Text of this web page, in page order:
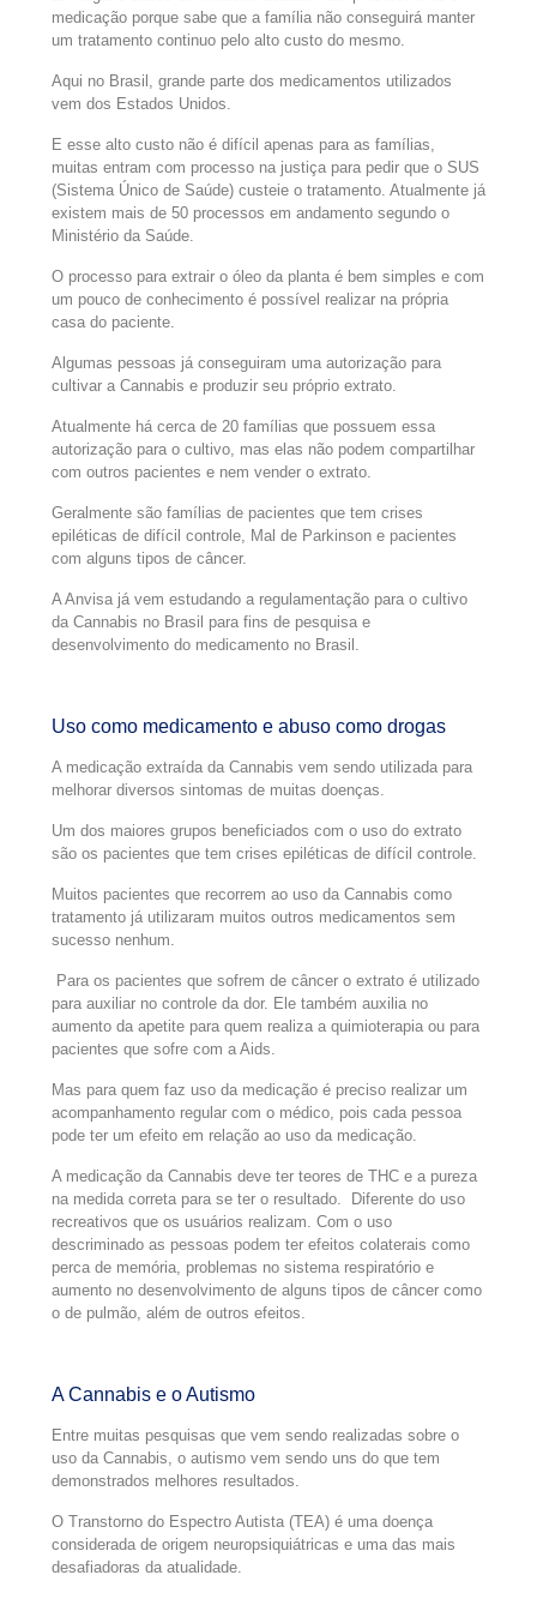
medicação porque sabe que a família não conseguirá manter
um tratamento continuo pelo alto custo do mesmo.
Aqui no Brasil, grande parte dos medicamentos utilizados
vem dos Estados Unidos.
E esse alto custo não é difícil apenas para as famílias,
muitas entram com processo na justiça para pedir que o SUS
(Sistema Único de Saúde) custeie o tratamento. Atualmente já
existem mais de 50 processos em andamento segundo o
Ministério da Saúde.
O processo para extrair o óleo da planta é bem simples e com
um pouco de conhecimento é possível realizar na própria
casa do paciente.
Algumas pessoas já conseguiram uma autorização para
cultivar a Cannabis e produzir seu próprio extrato.
Atualmente há cerca de 20 famílias que possuem essa
autorização para o cultivo, mas elas não podem compartilhar
com outros pacientes e nem vender o extrato.
Geralmente são famílias de pacientes que tem crises
epiléticas de difícil controle, Mal de Parkinson e pacientes
com alguns tipos de câncer.
A Anvisa já vem estudando a regulamentação para o cultivo
da Cannabis no Brasil para fins de pesquisa e
desenvolvimento do medicamento no Brasil.
Uso como medicamento e abuso como drogas
A medicação extraída da Cannabis vem sendo utilizada para
melhorar diversos sintomas de muitas doenças.
Um dos maiores grupos beneficiados com o uso do extrato
são os pacientes que tem crises epiléticas de difícil controle.
Muitos pacientes que recorrem ao uso da Cannabis como
tratamento já utilizaram muitos outros medicamentos sem
sucesso nenhum.
Para os pacientes que sofrem de câncer o extrato é utilizado
para auxiliar no controle da dor. Ele também auxilia no
aumento da apetite para quem realiza a quimioterapia ou para
pacientes que sofre com a Aids.
Mas para quem faz uso da medicação é preciso realizar um
acompanhamento regular com o médico, pois cada pessoa
pode ter um efeito em relação ao uso da medicação.
A medicação da Cannabis deve ter teores de THC e a pureza
na medida correta para se ter o resultado. Diferente do uso
recreativos que os usuários realizam. Com o uso
descriminado as pessoas podem ter efeitos colaterais como
perca de memória, problemas no sistema respiratório e
aumento no desenvolvimento de alguns tipos de câncer como
o de pulmão, além de outros efeitos.
A Cannabis e o Autismo
Entre muitas pesquisas que vem sendo realizadas sobre o
uso da Cannabis, o autismo vem sendo uns do que tem
demonstrados melhores resultados.
O Transtorno do Espectro Autista (TEA) é uma doença
considerada de origem neuropsiquiátricas e uma das mais
desafiadoras da atualidade.